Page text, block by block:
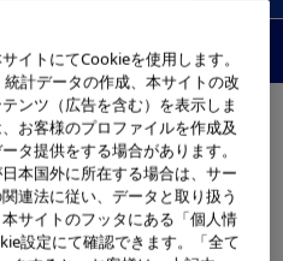
技術
イトにてCookieを使用します。
計データの作成、本サイトの改
ンツ（広告を含む）を表示しま
お客様のプロファイルを作成及
タ提供をする場合があります。
本国外に所在する場合は、サー
連法に従い、データと取り扱う
サイトのフッタにある「個人情
設定にて確認できます。「全て